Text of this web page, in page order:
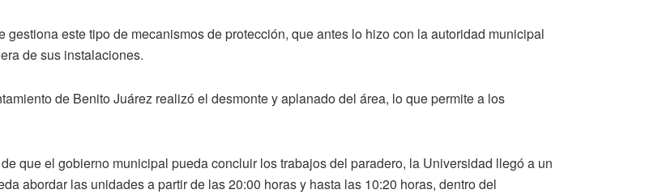
este tipo de mecanismos de protección, que antes lo hizo con la autoridad municipal
de sus instalaciones.
de Benito Juárez realizó el desmonte y aplanado del área, lo que permite a los
que el gobierno municipal pueda concluir los trabajos del paradero, la Universidad llegó a un
abordar las unidades a partir de las 20:00 horas y hasta las 10:20 horas, dentro del